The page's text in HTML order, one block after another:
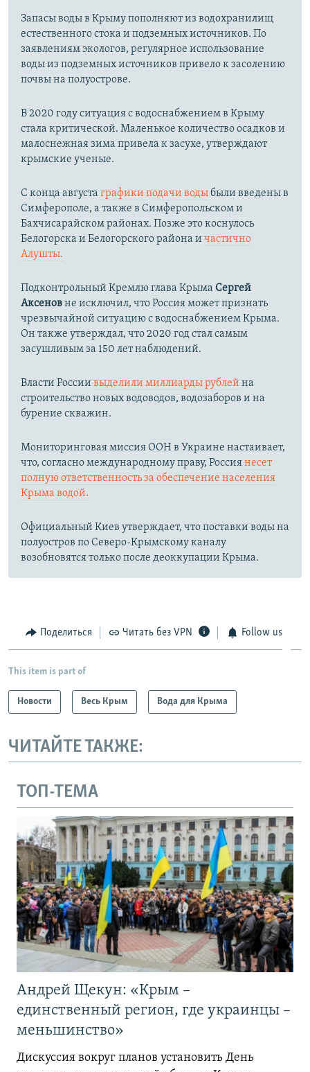
Запасы воды в Крыму пополняют из водохранилищ
естественного стока и подземных источников. По
заявлениям экологов, регулярное использование
воды из подземных источников привело к засолению
почвы на полуострове.
В 2020 году ситуация с водоснабжением в Крыму
стала критической. Маленькое количество осадков и
малоснежная зима привела к засухе, утверждают
крымские ученые.
С конца августа графики подачи водыбыли введены в
Симферополе, а также в Симферопольском и
Бахчисарайском районах. Позже это коснулось
Белогорска и Белогорского района и частично
Алушты.
Подконтрольный Кремлю глава Крыма Сергей
Аксеновне исключил, что Россия может признать
чрезвычайной ситуацию с водоснабжением Крыма.
Он также утверждал, что 2020 год стал самым
засушливым за 150 лет наблюдений.​
Власти России выделили миллиарды рублей на
строительство новых водоводов, водозаборов и на
бурение скважин.
Мониторинговая миссия ООН в Украине настаивает,
что, согласно международному праву, Россиянесет
полную ответственность за обеспечение населения
Крыма водой.
Официальный Киев утверждает, что поставки воды на
полуостров по Северо-Крымскому каналу
возобновятся только после деоккупации Крыма.
Поделиться Читать без VPN Follow us
This item is part of
Новости Весь Крым Вода для Крыма
ЧИТАЙТЕ ТАКЖЕ:
ТОП-ТЕМА
Андрей Щекун: «Крым –
единственный регион, где украинцы –
меньшинство»
Дискуссия вокруг планов установить День